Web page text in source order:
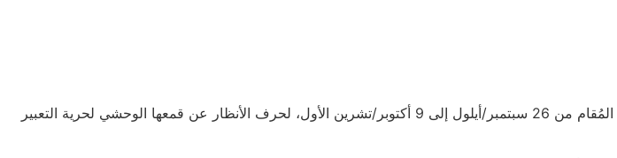
قالت “هيومن رايتس ووتش” اليوم إن الحكومة السعودية تستغل “مهرجان الرياض للكوميديا 2025″، المُقام من 26 سبتمبر/أيلول إلى 9 أكتوبر/تشرين الأول، لحرف الأنظار عن قمعها الوحشي لحرية التعبير